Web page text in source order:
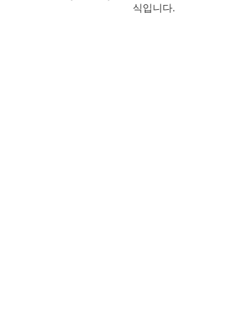
식입니다.